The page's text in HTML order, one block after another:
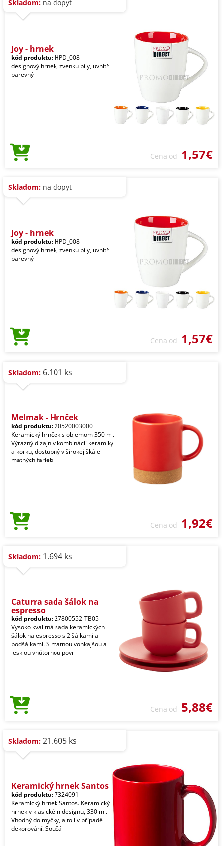
Skladom: na dopyt
Joy - hrnek
kód produktu: HPD_008
designový hrnek, zvenku bíly, uvnitř
barevný
Cena od 1,57€
Skladom: na dopyt
Joy - hrnek
kód produktu: HPD_008
designový hrnek, zvenku bíly, uvnitř
barevný
Cena od 1,57€
Skladom: 6.101 ks
Melmak - Hrnček
kód produktu:20520003000
Keramický hrnček s objemom 350 ml.
Výrazný dizajn v kombinácii keramiky
a korku, dostupný v širokej škále
matných farieb
Cena od 1,92€
Skladom: 1.694 ks
Caturra sada šálok na
espresso
kód produktu:27800552-TB05
Vysoko kvalitná sada keramických
šálok na espresso s 2 šálkami a
podšálkami. S matnou vonkajšou a
lesklou vnútornou povr
Cena od 5,88€
Skladom: 21.605 ks
Keramický hrnek Santos
kód produktu:7324091
Keramický hrnek Santos. Keramický
hrnek v klasickém designu, 330 ml.
Vhodný do myčky, a to i v případě
dekorování. Součá